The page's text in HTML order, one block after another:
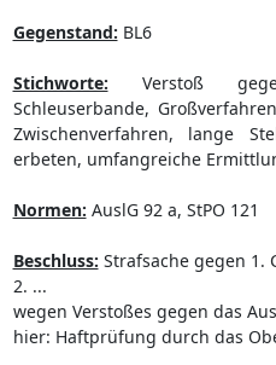
Gegenstand: BL6
Stichworte: Verstoß
Schleuserbande,
Zwischenverfahren, lange
erbeten, umfangreiche
Normen: AuslG 92 a, StPO 121
Beschluss: Strafsache gegen 1.
2. ...
wegen Verstoßes gegen das
hier: Haftprüfung durch das